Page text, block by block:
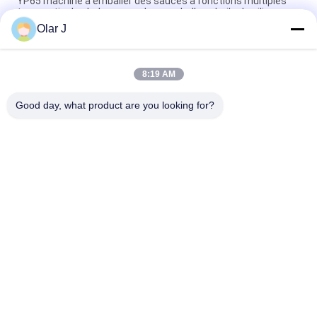
type vertical salade sauce glace emballage huile de silicone
La machine de soudage plastique normative de 2600W 15KHZ
MP - 1526B/1518/1530/1532
Machine à emballer des granulés de type vertical
Olar J
8:19 AM
Good day, what product are you looking for?